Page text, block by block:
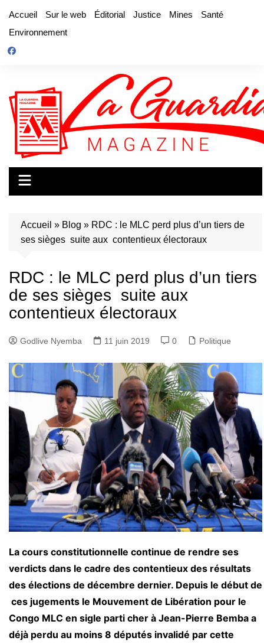
contenu
Accueil Sur le web Éditorial Justice Mines
Santé
Environnement
Accueil » Blog » RDC : le MLC perd plus d’un tiers de
ses sièges suite aux contentieux électoraux
RDC : le MLC perd plus d’un tiers
de ses sièges suite aux
contentieux électoraux
Godlive Nyemba 11 juin 2019 0 Politique
La cours constitutionnelle continue de rendre ses
verdicts dans le cadre des contentieux des résultats
des élections de décembre dernier. Depuis le début de
ces jugements le Mouvement de Libération pour le
Congo MLC en sigle parti cher à Jean-Pierre Bemba a
déjà perdu au moins 8 députés invalidé par cette